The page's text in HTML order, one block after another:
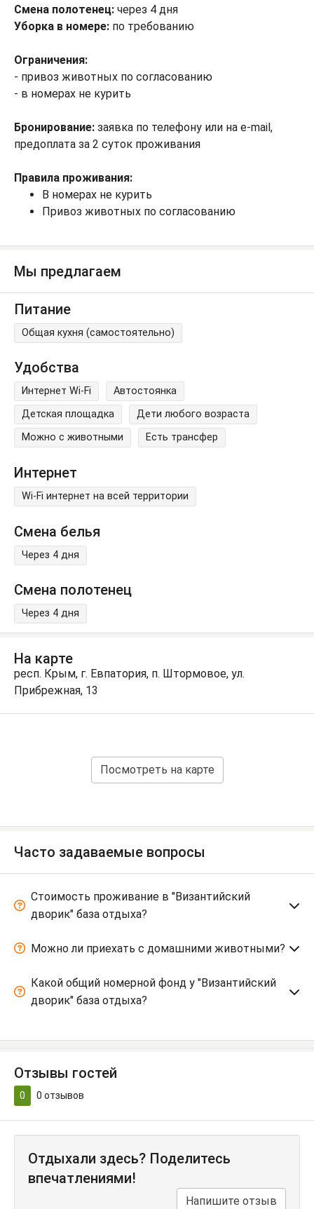
Смена полотенец: через 4 дня
Уборка в номере: по требованию
Ограничения:
- привоз животных по согласованию
- в номерах не курить
Бронирование: заявка по телефону или на e-mail,
предоплата за 2 суток проживания
Правила проживания:
В номерах не курить
Привоз животных по согласованию
Мы предлагаем
Питание
Общая кухня (самостоятельно)
Удобства
Интернет Wi-Fi
Автостоянка
Детская площадка
Дети любого возраста
Можно с животными
Есть трансфер
Интернет
Wi-Fi интернет на всей территории
Смена белья
Через 4 дня
Смена полотенец
Через 4 дня
На карте
респ. Крым, г. Евпатория, п. Штормовое, ул.
Прибрежная, 13
Посмотреть на карте
Часто задаваемые вопросы
Стоимость проживание в "Византийский
дворик" база отдыха?
Можно ли приехать с домашними животными?
Какой общий номерной фонд у "Византийский
дворик" база отдыха?
Отзывы гостей
0 0 отзывов
Отдыхали здесь? Поделитесь
впечатлениями!
Напишите отзыв